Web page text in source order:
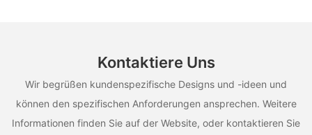
Kontaktiere Uns
Wir begrüßen kundenspezifische Designs und -ideen und
können den spezifischen Anforderungen ansprechen. Weitere
Informationen finden Sie auf der Website, oder kontaktieren Sie